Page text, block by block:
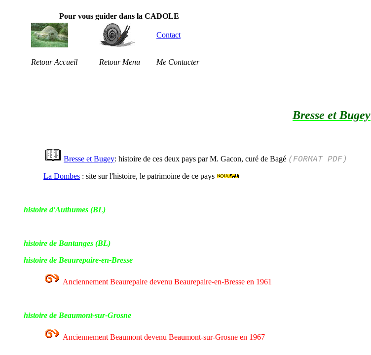
Pour vous guider dans la CADOLE
Contact
Retour Accueil Retour Menu Me Contacter
Bresse et Bugey
Bresse et Bugey: histoire de ces deux pays par M. Gacon, curé de Bagé (FORMAT PDF)
La Dombes : site sur l'histoire, le patrimoine de ce pays
histoire d'Authumes (BL)
histoire de Bantanges (BL)
histoire de Beaurepaire-en-Bresse
Anciennement Beaurepaire devenu Beaurepaire-en-Bresse en 1961
histoire de Beaumont-sur-Grosne
Anciennement Beaumont devenu Beaumont-sur-Grosne en 1967